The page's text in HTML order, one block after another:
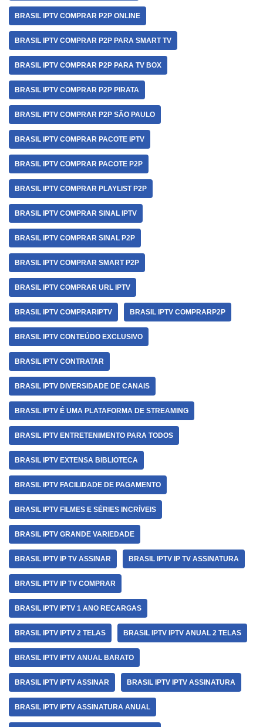
BRASIL IPTV COMPRAR P2P ONLINE
BRASIL IPTV COMPRAR P2P PARA SMART TV
BRASIL IPTV COMPRAR P2P PARA TV BOX
BRASIL IPTV COMPRAR P2P PIRATA
BRASIL IPTV COMPRAR P2P SÃO PAULO
BRASIL IPTV COMPRAR PACOTE IPTV
BRASIL IPTV COMPRAR PACOTE P2P
BRASIL IPTV COMPRAR PLAYLIST P2P
BRASIL IPTV COMPRAR SINAL IPTV
BRASIL IPTV COMPRAR SINAL P2P
BRASIL IPTV COMPRAR SMART P2P
BRASIL IPTV COMPRAR URL IPTV
BRASIL IPTV COMPRARIPTV BRASIL IPTV COMPRARP2P
BRASIL IPTV CONTEÚDO EXCLUSIVO
BRASIL IPTV CONTRATAR
BRASIL IPTV DIVERSIDADE DE CANAIS
BRASIL IPTV É UMA PLATAFORMA DE STREAMING
BRASIL IPTV ENTRETENIMENTO PARA TODOS
BRASIL IPTV EXTENSA BIBLIOTECA
BRASIL IPTV FACILIDADE DE PAGAMENTO
BRASIL IPTV FILMES E SÉRIES INCRÍVEIS
BRASIL IPTV GRANDE VARIEDADE
BRASIL IPTV IP TV ASSINAR BRASIL IPTV IP TV ASSINATURA
BRASIL IPTV IP TV COMPRAR
BRASIL IPTV IPTV 1 ANO RECARGAS
BRASIL IPTV IPTV 2 TELAS BRASIL IPTV IPTV ANUAL 2 TELAS
BRASIL IPTV IPTV ANUAL BARATO
BRASIL IPTV IPTV ASSINAR BRASIL IPTV IPTV ASSINATURA
BRASIL IPTV IPTV ASSINATURA ANUAL